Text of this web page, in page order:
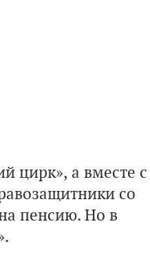
цирк», а вместе с
со
пенсию. Но в